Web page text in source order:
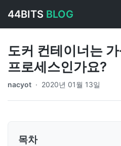
44BITS BLOG
도커 컨테이너는
프로세스인가요?
nacyot · 2020년 01월 13일
목차